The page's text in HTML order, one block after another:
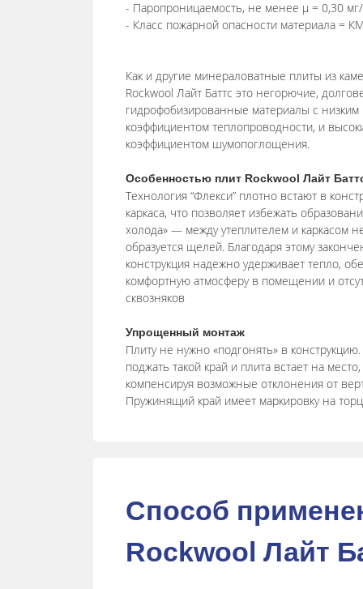
- Паропроницаемость, не менее μ = 0,30 мг/
- Класс пожарной опасности материала =
Как и другие минераловатные плиты из
Rockwool Лайт Баттc это негорючие,
гидрофобизированные материалы с низким
коэффициентом теплопроводности, и
коэффициентом шумопоглощения.
Особенностью плит Rockwool Лайт
Технология “Флекси” плотно встают в
каркаса, что позволяет избежать
холода» — между утеплителем и каркасом
образуется щелей. Благодаря этому
конструкция надежно удерживает тепло,
комфортную атмосферу в помещении и
сквозняков
Упрощенный монтаж
Плиту не нужно «подгонять» в
поджать такой край и плита встает на
компенсируя возможные отклонения от
Пружинящий край имеет маркировку на
Способ
Rockwool Лайт